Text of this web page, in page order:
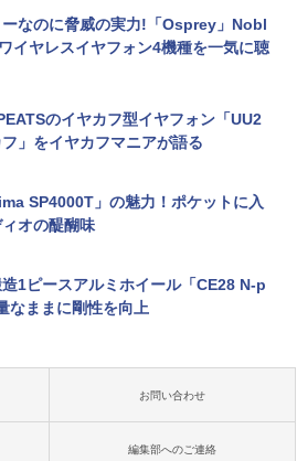
ーなのに脅威の実力!「Osprey」Nobl
イヤレスイヤフォン4機種を一気に聴
のイヤカフ型イヤフォン「UU2
」をイヤカフマニアが語る
SP4000T」の魅力！ポケットに入
オの醍醐味
造1ピースアルミホイール「CE28 N-p
なままに剛性を向上
お問い合わせ
編集部へのご連絡